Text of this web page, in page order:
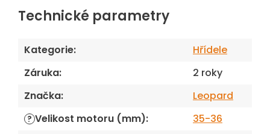
Technické parametry
Kategorie:
Hřídele
Záruka:
2 roky
Značka: Leopard
? Velikost motoru (mm):
35-36